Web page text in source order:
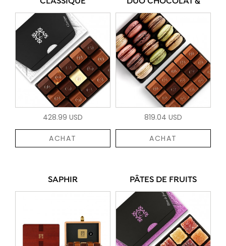
428.99 USD
ACHAT
819.04 USD
ACHAT
SAPHIR PÂTES DE FRUITS